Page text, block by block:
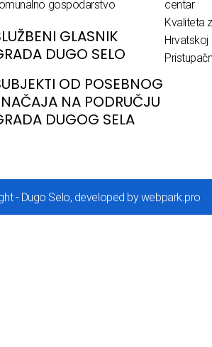
gospodarstvo
GLASNIK
DUGO SELO
OD POSEBNOG
NA PODRUČJU
DUGOG SELA
centar
Kvaliteta
Hrvatskoj
- Dugo Selo, developed by webpark.pro